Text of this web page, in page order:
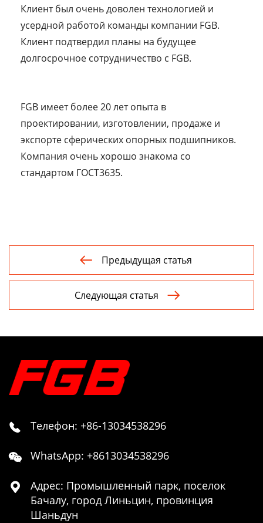
Клиент был очень доволен технологией и
усердной работой команды компании FGB.
Клиент подтвердил планы на будущее
долгосрочное сотрудничество с FGB.
FGB имеет более 20 лет опыта в
проектировании, изготовлении, продаже и
экспорте сферических опорных подшипников.
Компания очень хорошо знакома со
стандартом ГОСТ3635.
 Предыдущая статья
Следующая статья 
 Телефон: +86-13034538296
 WhatsApp: +8613034538296

Адрес: Промышленный парк, поселок
Бачалу, город Линьцин, провинция
Шаньдун